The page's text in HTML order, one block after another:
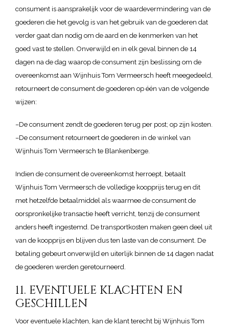
consument is aansprakelijk voor de waardevermindering van de
goederen die het gevolg is van het gebruik van de goederen dat
verder gaat dan nodig om de aard en de kenmerken van het
goed vast te stellen. Onverwijld en in elk geval binnen de 14
dagen na de dag waarop de consument zijn beslissing om de
overeenkomst aan Wijnhuis Tom Vermeersch heeft meegedeeld,
retourneert de consument de goederen op één van de volgende
wijzen:
–De consument zendt de goederen terug per post; op zijn kosten.
–De consument retourneert de goederen in de winkel van
Wijnhuis Tom Vermeersch te Blankenberge.
Indien de consument de overeenkomst herroept, betaalt
Wijnhuis Tom Vermeersch de volledige koopprijs terug en dit
met hetzelfde betaalmiddel als waarmee de consument de
oorspronkelijke transactie heeft verricht, tenzij de consument
anders heeft ingestemd. De transportkosten maken geen deel uit
van de koopprijs en blijven dus ten laste van de consument. De
betaling gebeurt onverwijld en uiterlijk binnen de 14 dagen nadat
de goederen werden geretourneerd.
11. EVENTUELE KLACHTEN EN
GESCHILLEN
Voor eventuele klachten, kan de klant terecht bij Wijnhuis Tom